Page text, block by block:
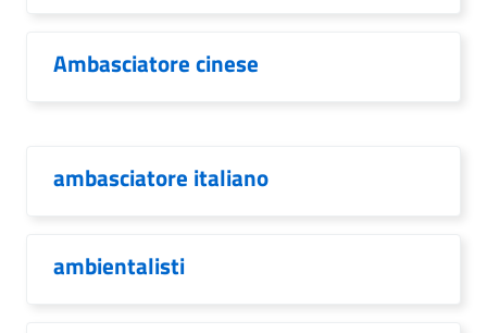
Ambasciatore cinese
ambasciatore italiano
ambientalisti